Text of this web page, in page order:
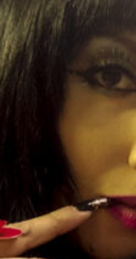
Saltar
al
contenido